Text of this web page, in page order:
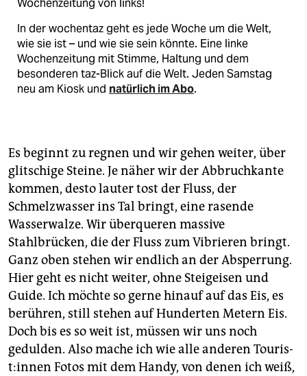
Wochenzeitung von links!
In der wochentaz geht es jede Woche um die Welt,
wie sie ist – und wie sie sein könnte. Eine linke
Wochenzeitung mit Stimme, Haltung und dem
besonderen taz-Blick auf die Welt. Jeden Samstag
neu am Kiosk und natürlich im Abo.
Es beginnt zu regnen und wir gehen weiter, über
glitschige Steine. Je näher wir der Abbruchkante
kommen, desto lauter tost der Fluss, der
Schmelzwasser ins Tal bringt, eine rasende
Wasserwalze. Wir überqueren massive
Stahlbrücken, die der Fluss zum Vibrieren bringt.
Ganz oben stehen wir endlich an der Absperrung.
Hier geht es nicht weiter, ohne Steigeisen und
Guide. Ich möchte so gerne hinauf auf das Eis, es
berühren, still stehen auf Hunderten Metern Eis.
Doch bis es so weit ist, müssen wir uns noch
gedulden. Also mache ich wie alle anderen Tou­ris­
t:in­nen Fotos mit dem Handy, von denen ich weiß,